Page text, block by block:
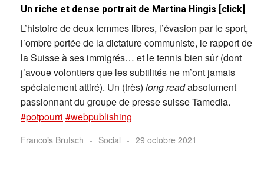
Un riche et dense portrait de Martina Hingis [click]
L’histoire de deux femmes libres, l’évasion par le sport,
l’ombre portée de la dictature communiste, le rapport de
la Suisse à ses immigrés… et le tennis bien sûr (dont
j’avoue volontiers que les subtilités ne m’ont jamais
spécialement attiré). Un (très) long readabsolument
passionnant du groupe de presse suisse Tamedia.
#potpourri #webpublishing
Francois Brutsch - Social - 29 octobre 2021